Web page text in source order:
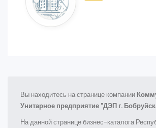
Вы находитесь на странице компании
Унитарное предприятие "ДЭП г.
На данной странице бизнес-каталога